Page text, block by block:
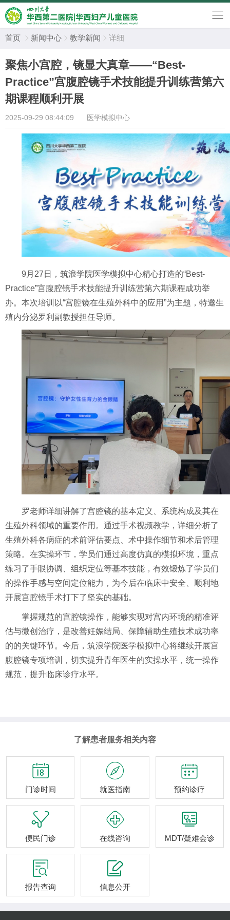
首页  新闻中心  教学新闻  详细
聚焦小宫腔，镜显大真章——“Best-
Practice”宫腹腔镜手术技能提升训练营第六
期课程顺利开展
2025-09-29 08:44:09 医学模拟中心
9月27日，筑浪学院医学模拟中心精心打造的“Best-
Practice”宫腹腔镜手术技能提升训练营第六期课程成功举
办。本次培训以“宫腔镜在生殖外科中的应用”为主题，特邀生
殖内分泌罗利副教授担任导师。
罗老师详细讲解了宫腔镜的基本定义、系统构成及其在
生殖外科领域的重要作用。通过手术视频教学，详细分析了
生殖外科各病症的术前评估要点、术中操作细节和术后管理
策略。在实操环节，学员们通过高度仿真的模拟环境，重点
练习了手眼协调、组织定位等基本技能，有效锻炼了学员们
的操作手感与空间定位能力，为今后在临床中安全、顺利地
开展宫腔镜手术打下了坚实的基础。
掌握规范的宫腔镜操作，能够实现对宫内环境的精准评
估与微创治疗，是改善妊娠结局、保障辅助生殖技术成功率
的的关键环节。今后，筑浪学院医学模拟中心将继续开展宫
腹腔镜专项培训，切实提升青年医生的实操水平，统一操作
规范，提升临床诊疗水平。
了解患者服务相关内容

门诊时间

就医指南

预约诊疗

便民门诊

在线咨询

MDT/疑难会诊

报告查询

信息公开